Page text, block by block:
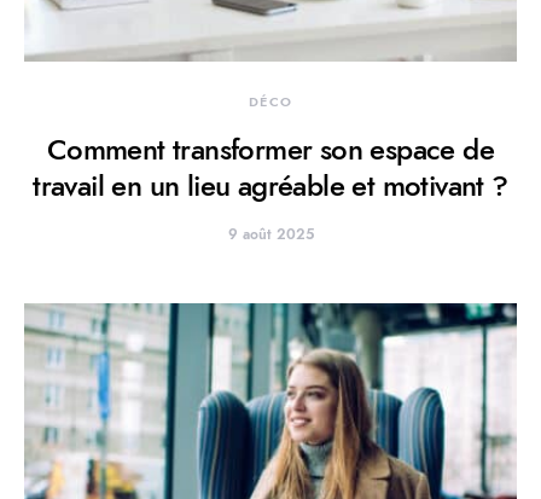
DÉCO
Comment transformer son espace de
travail en un lieu agréable et motivant ?
9 août 2025